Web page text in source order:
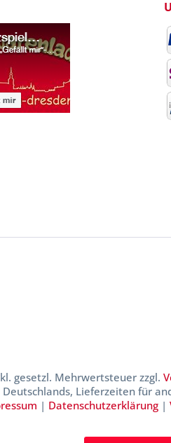
gesetzl. Mehrwertsteuer zzgl.
Lieferzeiten für
| Datenschutzerklärung|